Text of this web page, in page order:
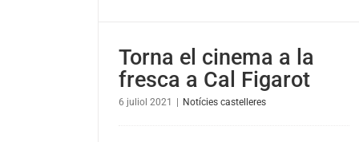
Torna el cinema a la
fresca a Cal Figarot
6 juliol 2021 | Notícies castelleres